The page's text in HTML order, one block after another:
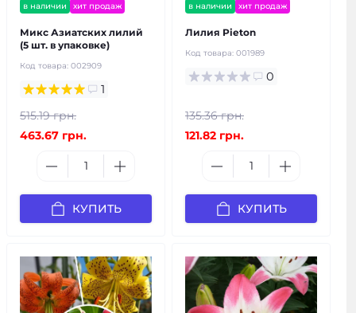
в наличии
хит продаж
Микс Азиатских лилий
(5 шт. в упаковке)
Код товара: 002909
1
515.19 грн.
463.67 грн.
КУПИТЬ
в наличии
хит продаж
Лилия Pieton
Код товара: 001989
0
135.36 грн.
121.82 грн.
КУПИТЬ